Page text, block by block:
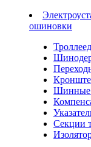
ошиновки
Шинные
Секции